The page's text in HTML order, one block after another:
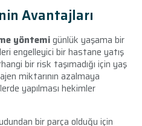
Avantajları
yöntemigünlük yaşama bir
engelleyici bir hastane yatış
bir risk taşımadığı için yaş
miktarının azalmaya
yapılması hekimler
bir parça olduğu için